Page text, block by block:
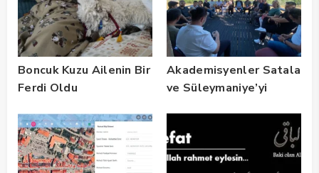
Boncuk Kuzu Ailenin Bir
Ferdi Oldu
Akademisyenler Satala
ve Süleymaniye’yi